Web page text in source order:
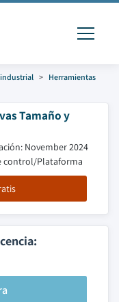
Herramientas
Tamaño y
November 2024
control/Plataforma